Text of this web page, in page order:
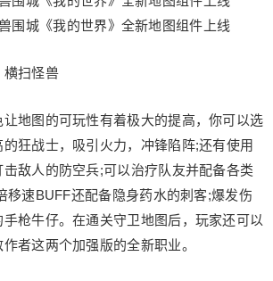
扫怪兽
图的可玩性有着极大的提高，你可以选
狂战士，吸引火力，冲锋陷阵;还有使用
敌人的防空兵;可以治疗队友并配备各类
移速BUFF还配备隐身药水的刺客;爆发伤
枪牛仔。在通关守卫地图后，玩家还可以
者这两个加强版的全新职业。